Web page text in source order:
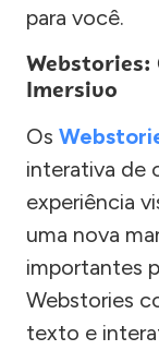
para você.
Imersivo
Os
interativa de
experiência
uma nova
importantes
Webstories
texto e